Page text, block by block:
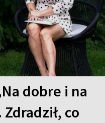
dobre i na
Zdradził, co